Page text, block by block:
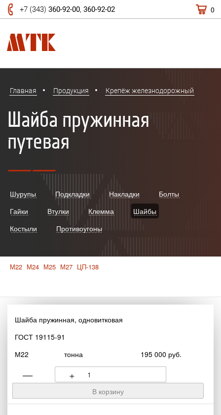
+7 (343) 360-92-00, 360-92-02 0
Главная Продукция Крепёж железнодорожный
Шайба пружинная
путевая
Шурупы Подкладки Накладки
Болты
Гайки
Втулки Клемма
Шайбы
Костыли
Противоугоны
М22 М24 М25 М27 ЦП-138
Шайба пружинная, одновитковая
ГОСТ 19115-91
М22
тонна 195 000 руб.
— +